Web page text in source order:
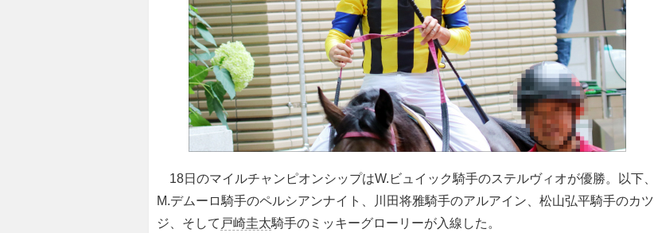
18日のマイルチャンピオンシップはW.ビュイック騎手のステルヴィオが優勝。以下、
M.デムーロ騎手のペルシアンナイト、川田将雅騎手のアルアイン、松山弘平騎手のカツ
ジ、そして 戸崎圭太騎手のミッキーグローリーが入線した。